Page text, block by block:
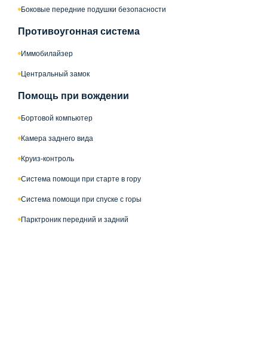
Боковые передние подушки безопасности
Противоугонная система
Иммобилайзер
Центральный замок
Помощь при вождении
Бортовой компьютер
Камера заднего вида
Круиз-контроль
Система помощи при старте в гору
Система помощи при спуске с горы
Парктроник передний и задний